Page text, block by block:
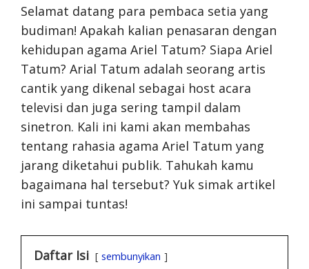
Selamat datang para pembaca setia yang
budiman! Apakah kalian penasaran dengan
kehidupan agama Ariel Tatum? Siapa Ariel
Tatum? Arial Tatum adalah seorang artis
cantik yang dikenal sebagai host acara
televisi dan juga sering tampil dalam
sinetron. Kali ini kami akan membahas
tentang rahasia agama Ariel Tatum yang
jarang diketahui publik. Tahukah kamu
bagaimana hal tersebut? Yuk simak artikel
ini sampai tuntas!
Daftar Isi sembunyikan